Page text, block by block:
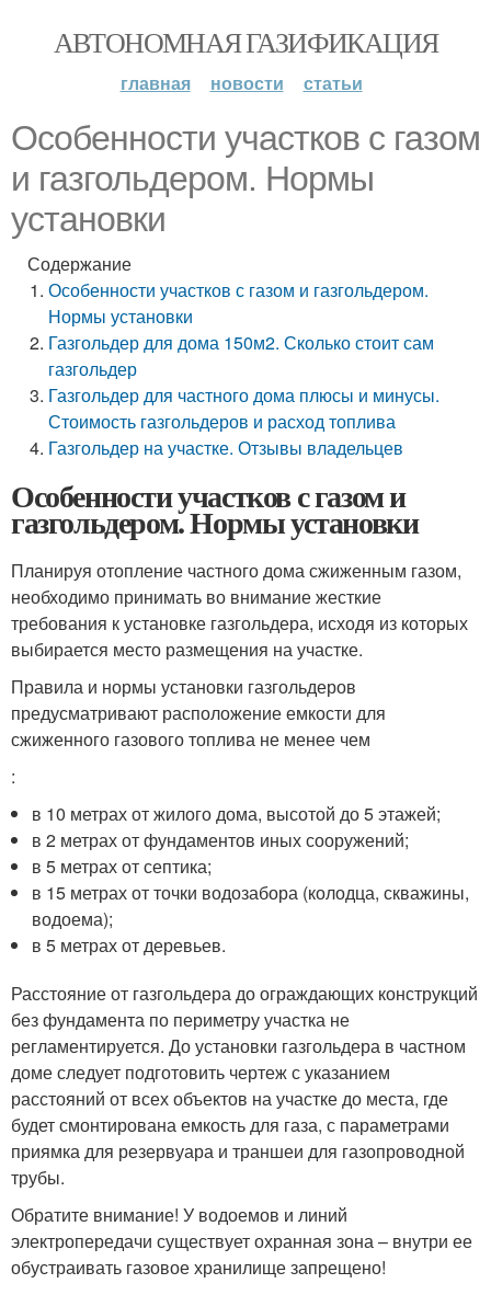
АВТОНОМНАЯ ГАЗИФИКАЦИЯ
главная новости статьи
Особенности участков с газом
и газгольдером. Нормы
установки
Содержание
Особенности участков с газом и газгольдером.
Нормы установки
Газгольдер для дома 150м2. Сколько стоит сам
газгольдер
Газгольдер для частного дома плюсы и минусы.
Стоимость газгольдеров и расход топлива
Газгольдер на участке. Отзывы владельцев
Особенности участков с газом и
газгольдером. Нормы установки
Планируя отопление частного дома сжиженным газом,
необходимо принимать во внимание жесткие
требования к установке газгольдера, исходя из которых
выбирается место размещения на участке.
Правила и нормы установки газгольдеров
предусматривают расположение емкости для
сжиженного газового топлива не менее чем
:
в 10 метрах от жилого дома, высотой до 5 этажей;
в 2 метрах от фундаментов иных сооружений;
в 5 метрах от септика;
в 15 метрах от точки водозабора (колодца, скважины,
водоема);
в 5 метрах от деревьев.
Расстояние от газгольдера до ограждающих конструкций
без фундамента по периметру участка не
регламентируется. До установки газгольдера в частном
доме следует подготовить чертеж с указанием
расстояний от всех объектов на участке до места, где
будет смонтирована емкость для газа, с параметрами
приямка для резервуара и траншеи для газопроводной
трубы.
Обратите внимание! У водоемов и линий
электропередачи существует охранная зона – внутри ее
обустраивать газовое хранилище запрещено!